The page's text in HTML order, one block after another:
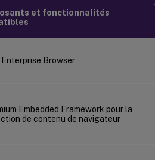
et fonctionnalités
Browser
Embedded Framework pour la
de contenu de navigateur